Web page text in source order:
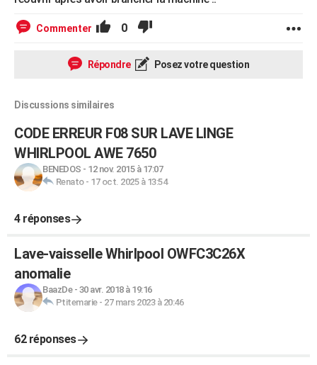
Commenter 0
Répondre Posez votre question
Discussions similaires
CODE ERREUR F08 SUR LAVE LINGE
WHIRLPOOL AWE 7650
BENEDOS - 12 nov. 2015 à 17:07
Renato- 17 oct. 2025 à 13:54
4 réponses
Lave-vaisselle Whirlpool OWFC3C26X
anomalie
BaazDe- 30 avr. 2018 à 19:16
Ptitemarie- 27 mars 2023 à 20:46
62 réponses